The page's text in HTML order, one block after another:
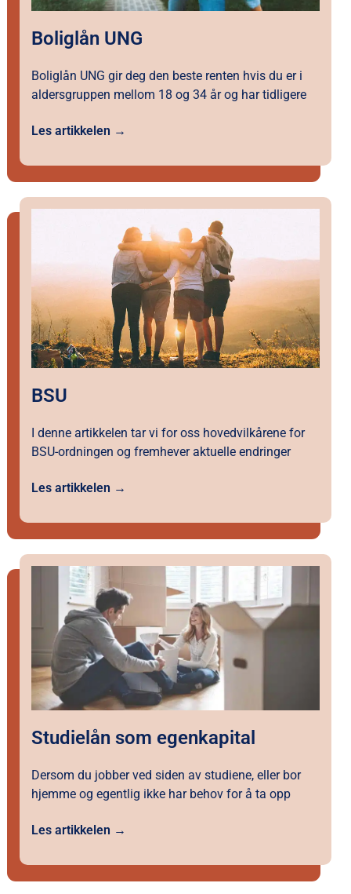
Boliglån UNG
Boliglån UNG gir deg den beste renten hvis du er i
aldersgruppen mellom 18 og 34 år og har tidligere
Les artikkelen →
BSU
I denne artikkelen tar vi for oss hovedvilkårene for
BSU-ordningen og fremhever aktuelle endringer
Les artikkelen →
Studielån som egenkapital
Dersom du jobber ved siden av studiene, eller bor
hjemme og egentlig ikke har behov for å ta opp
Les artikkelen →